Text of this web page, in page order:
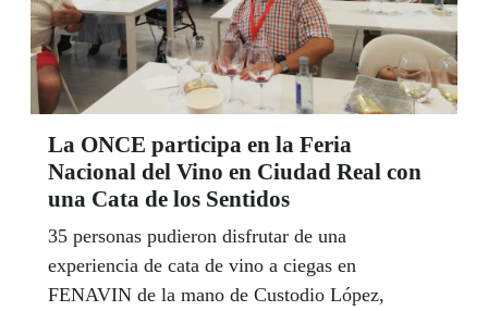
La ONCE participa en la Feria
Nacional del Vino en Ciudad Real con
una Cata de los Sentidos
35 personas pudieron disfrutar de una
experiencia de cata de vino a ciegas en
FENAVIN de la mano de Custodio López,